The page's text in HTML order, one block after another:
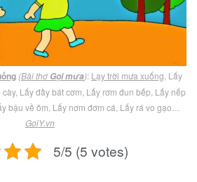
(Bài thơGọi mưa): Lạy trời mưa xuống , Lấy
Lấy đầy bát cơm, Lấy rơm đun bếp, Lấy nếp
bậu về ôm, Lấy nơm đơm cá, Lấy rá vo gạo…
GoiY.vn
5/5 (5 votes)